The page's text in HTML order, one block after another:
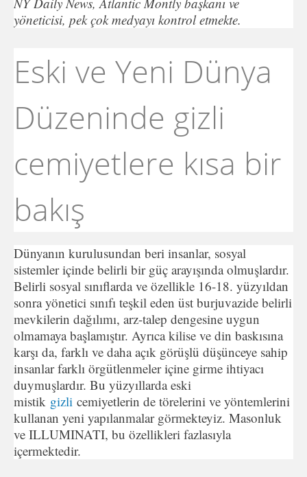
yöneticisi, pek çok medyayı kontrol etmekte.
Eski ve Yeni Dünya
Düzeninde gizli
cemiyetlere kısa bir
bakış
Dünyanın kurulusundan beri insanlar, sosyal
sistemler içinde belirli bir güç arayışında olmuşlardır.
Belirli sosyal sınıflarda ve özellikle 16-18. yüzyıldan
sonra yönetici sınıfı teşkil eden üst burjuvazide belirli
mevkilerin dağılımı, arz-talep dengesine uygun
olmamaya başlamıştır. Ayrıca kilise ve din baskısına
karşı da, farklı ve daha açık görüşlü düşünceye sahip
insanlar farklı örgütlenmeler içine girme ihtiyacı
duymuşlardır. Bu yüzyıllarda eski
mistik gizli cemiyetlerin de törelerini ve yöntemlerini
kullanan yeni yapılanmalar görmekteyiz. Masonluk
ve ILLUMINATI, bu özellikleri fazlasıyla
içermektedir.